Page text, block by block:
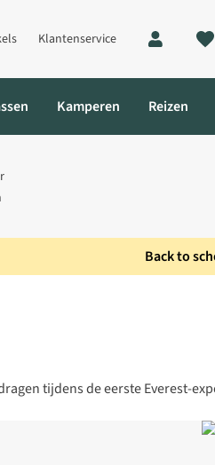
Klantenservice
Kamperen Reizen
Back to
tijdens de eerste Everest-